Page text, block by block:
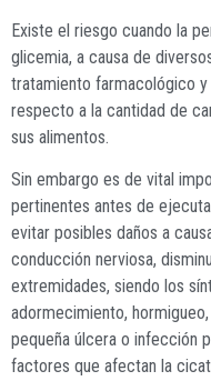
Existe el riesgo cuando la
glicemia, a causa de
tratamiento farmacológico
respecto a la cantidad de
sus alimentos.
Sin embargo es de vital
pertinentes antes de
evitar posibles daños a
conducción nerviosa,
extremidades, siendo los
adormecimiento,
pequeña úlcera o infección
factores que afectan la